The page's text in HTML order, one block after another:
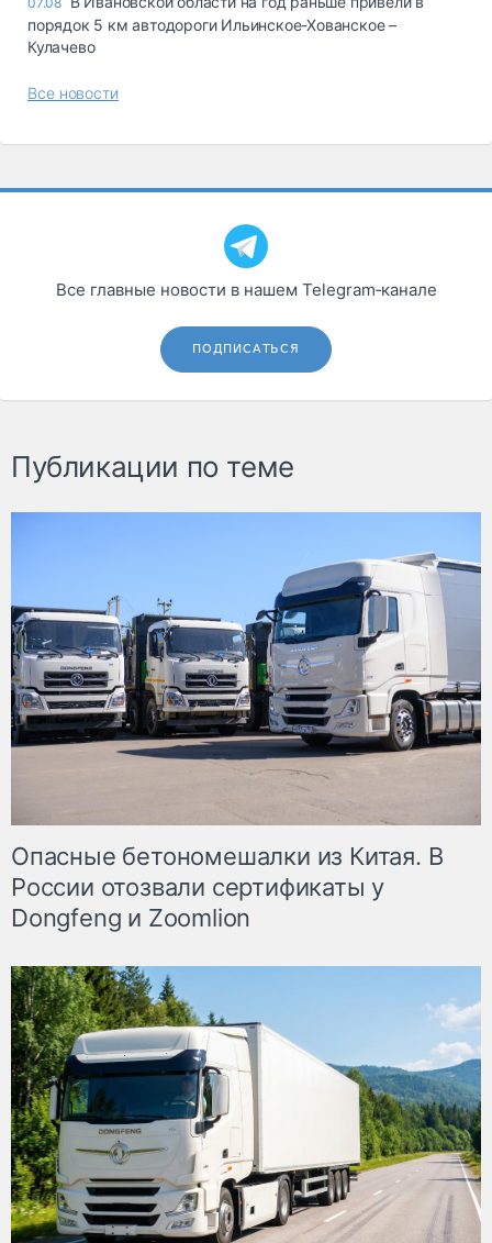
порядок 5 км автодороги Ильинское-Хованское –
Кулачево
Все новости
Все главные новости в нашем Telegram‑канале
ПОДПИСАТЬСЯ
Публикации по теме
Опасные бетономешалки из Китая. В
России отозвали сертификаты у
Dongfeng и Zoomlion